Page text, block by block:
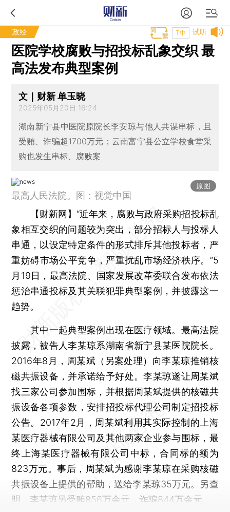
政经 试听
T中
医院学校腐败与招投标乱象交织 最
高法发布典型案例
文｜财新 单玉晓
2025年05月20日 16:24
湖南新宁县中医院原院长李安琼与他人共谋串标，且
受贿、诈骗超1700万元；云南富宁县公立学校食堂采
购也发生串标、腐败案
原图
最高人民法院。图：视觉中国
【财新网】 “近年来，腐败与政府采购招投标乱
象相互交织的问题较为突出，部分招标人与投标人
串通，以设定特定条件的形式排斥其他投标者，严
重妨碍市场公平竞争，严重扰乱市场经济秩序。”5
月19日，最高法院、国家发展改革委联合发布依法
惩治串通投标及其关联犯罪典型案例，并披露这一
趋势。
其中一起典型案例出现在医疗领域。最高法院
披露，被告人李某琼系湖南省新宁县某医院院长。
2016年8月，周某斌（另案处理）向李某琼推销核
磁共振设备，并承诺给予好处。李某琼遂让周某斌
找三家公司参加围标，并根据周某斌提供的核磁共
振设备各项参数，安排招投标代理公司制定招投标
公告。2017年2月，周某斌利用其实际控制的上海
某医疗器械有限公司及其他两家企业参与围标，最
终上海某医疗器械有限公司中标，合同标的额为
823万元。事后，周某斌为感谢李某琼在采购核磁
共振设备上提供的帮助，送给李某琼35万元。另查
明，李某琼另受贿856万余元，诈骗844万余元。